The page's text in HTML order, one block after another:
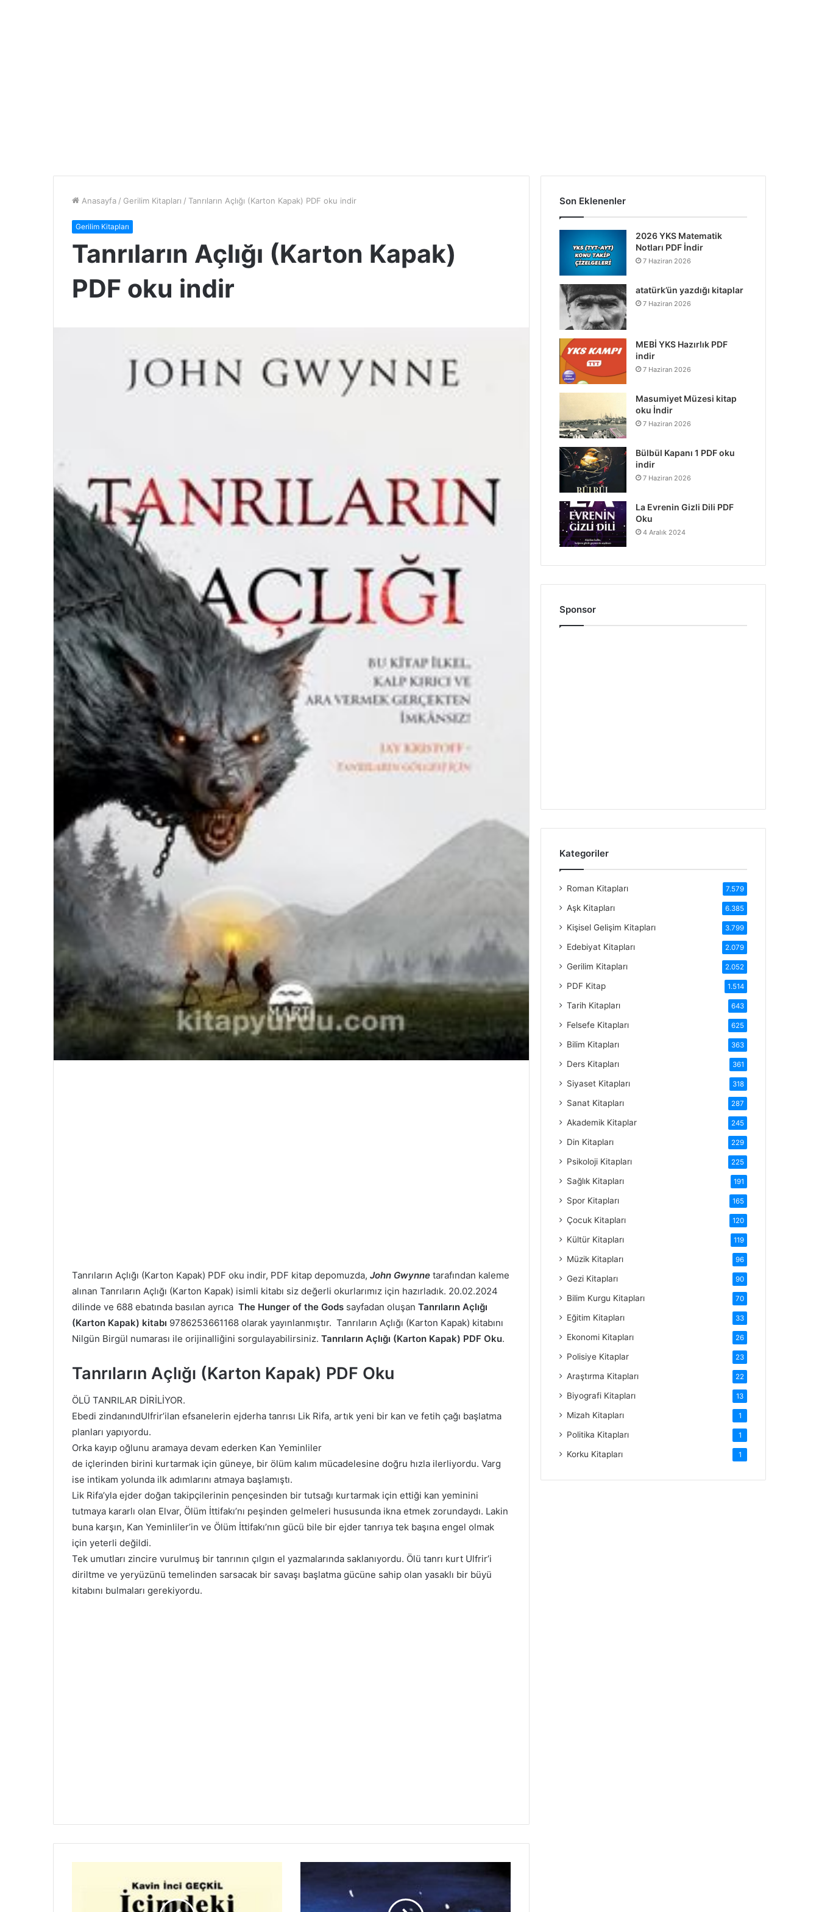
Anasayfa / Gerilim Kitapları / Tanrıların Açlığı (Karton Kapak) PDF oku indir
Gerilim Kitapları
Tanrıların Açlığı (Karton Kapak)
PDF oku indir
Tanrıların Açlığı (Karton Kapak) PDF oku indir, PDF kitap depomuzda, John Gwynne tarafından kaleme
alınan Tanrıların Açlığı (Karton Kapak) isimli kitabı siz değerli okurlarımız için hazırladık. 20.02.2024
dilinde ve 688 ebatında basılan ayrıca The Hunger of the Gods sayfadan oluşan Tanrıların Açlığı
(Karton Kapak) kitabı 9786253661168 olarak yayınlanmıştır. Tanrıların Açlığı (Karton Kapak) kitabını
Nilgün Birgül numarası ile orijinalliğini sorgulayabilirsiniz. Tanrıların Açlığı (Karton Kapak) PDF Oku.
Tanrıların Açlığı (Karton Kapak) PDF Oku
ÖLÜ TANRILAR DİRİLİYOR.
Ebedi zindanındUlfrir’ilan efsanelerin ejderha tanrısı Lik Rifa, artık yeni bir kan ve fetih çağı başlatma
planları yapıyordu.
Orka kayıp oğlunu aramaya devam ederken Kan Yeminliler
de içlerinden birini kurtarmak için güneye, bir ölüm kalım mücadelesine doğru hızla ilerliyordu. Varg
ise intikam yolunda ilk adımlarını atmaya başlamıştı.
Lik Rifa’yla ejder doğan takipçilerinin pençesinden bir tutsağı kurtarmak için ettiği kan yeminini
tutmaya kararlı olan Elvar, Ölüm İttifakı’nı peşinden gelmeleri hususunda ikna etmek zorundaydı. Lakin
buna karşın, Kan Yeminliler’in ve Ölüm İttifakı’nın gücü bile bir ejder tanrıya tek başına engel olmak
için yeterli değildi.
Tek umutları zincire vurulmuş bir tanrının çılgın el yazmalarında saklanıyordu. Ölü tanrı kurt Ulfrir’i
diriltme ve yeryüzünü temelinden sarsacak bir savaşı başlatma gücüne sahip olan yasaklı bir büyü
kitabını bulmaları gerekiyordu.
Son Eklenenler
2026 YKS Matematik
Notları PDF İndir
7 Haziran 2026
atatürk’ün yazdığı kitaplar
7 Haziran 2026
MEBİ YKS Hazırlık PDF
indir
7 Haziran 2026
Masumiyet Müzesi kitap
oku İndir
7 Haziran 2026
Bülbül Kapanı 1 PDF oku
indir
7 Haziran 2026
La Evrenin Gizli Dili PDF
Oku
4 Aralık 2024
Sponsor
Kategoriler
Roman Kitapları 7.579
Aşk Kitapları 6.385
Kişisel Gelişim Kitapları 3.799
Edebiyat Kitapları 2.079
Gerilim Kitapları 2.052
PDF Kitap 1.514
Tarih Kitapları 643
Felsefe Kitapları 625
Bilim Kitapları 363
Ders Kitapları 361
Siyaset Kitapları 318
Sanat Kitapları 287
Akademik Kitaplar 245
Din Kitapları 229
Psikoloji Kitapları 225
Sağlık Kitapları 191
Spor Kitapları 165
Çocuk Kitapları 120
Kültür Kitapları 119
Müzik Kitapları 96
Gezi Kitapları 90
Bilim Kurgu Kitapları 70
Eğitim Kitapları 33
Ekonomi Kitapları 26
Polisiye Kitaplar 23
Araştırma Kitapları 22
Biyografi Kitapları 13
Mizah Kitapları 1
Politika Kitapları 1
Korku Kitapları 1